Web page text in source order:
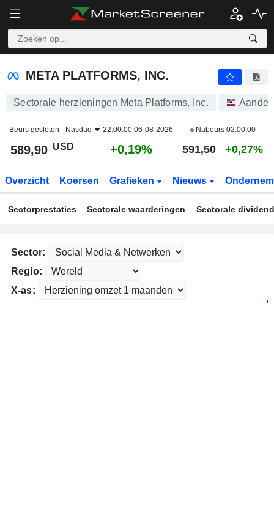
META PLATFORMS, INC.
META PLATFORMS, INC.
Sectorale herzieningen Meta Platforms, Inc.
Beurs gesloten - Nasdaq 22:00:00 06-08-2026 Nabeurs 02:00:00
589,90 USD +0,19% 591,50 +0,27%
Overzicht Koersen Grafieken Nieuws
Sectorprestaties Sectorale waarderingen Sectorale
Sector:
Regio:
X-as: